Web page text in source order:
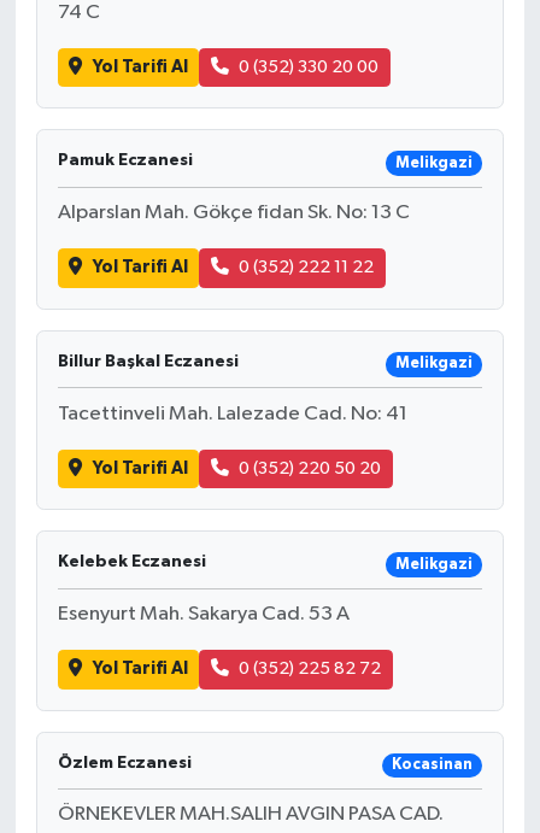
74 C
Yol Tarifi Al 0 (352) 330 20 00
Pamuk Eczanesi Melikgazi
Alparslan Mah. Gökçe fidan Sk. No: 13 C
Yol Tarifi Al 0 (352) 222 11 22
Billur Başkal Eczanesi Melikgazi
Tacettinveli Mah. Lalezade Cad. No: 41
Yol Tarifi Al 0 (352) 220 50 20
Kelebek Eczanesi Melikgazi
Esenyurt Mah. Sakarya Cad. 53 A
Yol Tarifi Al 0 (352) 225 82 72
Özlem Eczanesi Kocasinan
ÖRNEKEVLER MAH.SALIH AVGIN PASA CAD.